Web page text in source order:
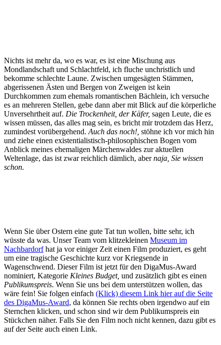
Nichts ist mehr da, wo es war, es ist eine Mischung aus
Mondlandschaft und Schlachtfeld, ich fluche unchristlich und
bekomme schlechte Laune. Zwischen umgesägten Stämmen,
abgerissenen Ästen und Bergen von Zweigen ist kein
Durchkommen zum ehemals romantischen Bächlein, ich versuche
es an mehreren Stellen, gebe dann aber mit Blick auf die körperliche
Unversehrtheit auf. Die Trockenheit, der Käfer, sagen Leute, die es
wissen müssen, das alles mag sein, es bricht mir trotzdem das Herz,
zumindest vorübergehend. Auch das noch!, stöhne ich vor mich hin
und ziehe einen existentialistisch-philosophischen Bogen vom
Anblick meines ehemaligen Märchenwaldes zur aktuellen
Weltenlage, das ist zwar reichlich dämlich, abernaja, Sie wissen
schon.
Wenn Sie über Ostern eine gute Tat tun wollen, bitte sehr, ich
wüsste da was. Unser Team vom klitzekleinen Museum im
Nachbardorfhat ja vor einiger Zeit einen Film produziert, es geht
um eine tragische Geschichte kurz vor Kriegsende in
Wagenschwend. Dieser Film ist jetzt für den DigaMus-Award
nominiert, Kategorie Kleines Budget, und zusätzlich gibt es einen
Publikumspreis. Wenn Sie uns bei dem unterstützen wollen, das
wäre fein! Sie folgen einfach (Klick) diesem Link hier auf die Seite
des DigaMus-Award, da können Sie rechts oben irgendwo auf ein
Sternchen klicken, und schon sind wir dem Publikumspreis ein
Stückchen näher. Falls Sie den Film noch nicht kennen, dazu gibt es
auf der Seite auch einen Link.